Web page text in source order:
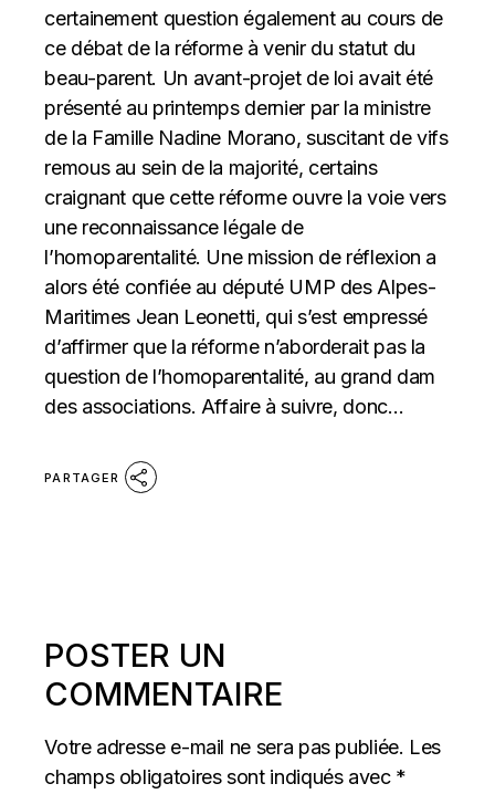
certainement question également au cours de
ce débat de la réforme à venir du statut du
beau-parent. Un avant-projet de loi avait été
présenté au printemps dernier par la ministre
de la Famille Nadine Morano, suscitant de vifs
remous au sein de la majorité, certains
craignant que cette réforme ouvre la voie vers
une reconnaissance légale de
l’homoparentalité. Une mission de réflexion a
alors été confiée au député UMP des Alpes-
Maritimes Jean Leonetti, qui s’est empressé
d’affirmer que la réforme n’aborderait pas la
question de l’homoparentalité, au grand dam
des associations. Affaire à suivre, donc…
PARTAGER
POSTER UN
COMMENTAIRE
Votre adresse e-mail ne sera pas publiée. Les
champs obligatoires sont indiqués avec *